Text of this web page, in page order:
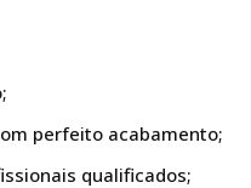
perfeito acabamento;
qualificados;